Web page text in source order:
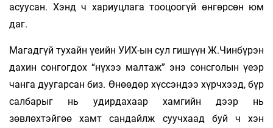
асуусан. Хэнд ч хариуцлага тооцоогүй өнгөрсөн юм
даг.
Магадгүй тухайн үеийн УИХ-ын сул гишүүн Ж.Чинбүрэн
дахин сонгогдох “нүхээ малтаж” энэ сонсголын үеэр
чанга дуугарсан биз. Өнөөдөр хүссэндээ хүрчхээд, бүр
салбарыг нь удирдахаар хамгийн дээр нь
зөвлөхтэйгөө хамт сандайлж суучхаад буй ч хэн